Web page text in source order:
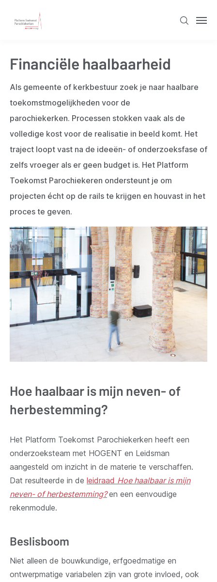
inhoud
Zoeken
Financiële haalbaarheid
Als gemeente of kerkbestuur zoek je naar haalbare
toekomstmogelijkheden voor de
parochiekerken. Processen stokken vaak als de
volledige kost voor de realisatie in beeld komt. Het
traject loopt vast na de ideeën- of onderzoeksfase of
zelfs vroeger als er geen budget is. Het Platform
Toekomst Parochiekeren ondersteunt je om
projecten écht op de rails te krijgen en houvast in het
proces te geven.
Hoe haalbaar is mijn neven- of
herbestemming?
Het Platform Toekomst Parochiekerken heeft een
onderzoeksteam met HOGENT en Leidsman
aangesteld om inzicht in de materie te verschaffen.
Dat resulteerde in de leidraad Hoe haalbaar is mijn
neven- of herbestemming? en een eenvoudige
rekenmodule.
Beslisboom
Niet alleen de bouwkundige, erfgoedmatige en
ontwerpmatige variabelen zijn van grote invloed, ook